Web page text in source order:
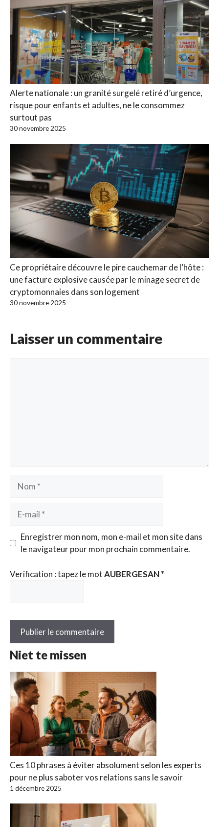
Alerte nationale : un granité surgelé retiré d’urgence,
risque pour enfants et adultes, ne le consommez
surtout pas
30 novembre 2025
Ce propriétaire découvre le pire cauchemar de l’hôte :
une facture explosive causée par le minage secret de
cryptomonnaies dans son logement
30 novembre 2025
Laisser un commentaire
Nom
mail
Enregistrer mon nom, mon e-mail et mon site dans
le navigateur pour mon prochain commentaire.
Verification : tapez le motAUBERGESAN*
Niet te missen
Ces 10 phrases à éviter absolument selon les experts
pour ne plus saboter vos relations sans le savoir
1 décembre 2025